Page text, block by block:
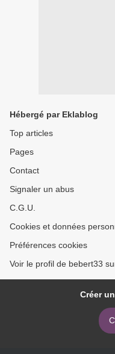
Hébergé par Eklablog
Top articles
Pages
Contact
Signaler un abus
C.G.U.
Cookies et données
Préférences cookies
Voir le profil de bebert33
Créer